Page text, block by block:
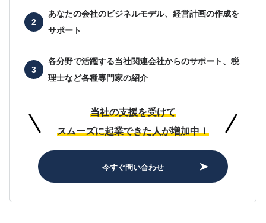
あなたの会社のビジネルモデル、経営計画の作成を
サポート
各分野で活躍する当社関連会社からのサポート、 税
理士など各種専門家の紹介
当社の支援を受けて
スムーズに起業できた人が増加中！
今すぐ問い合わせ